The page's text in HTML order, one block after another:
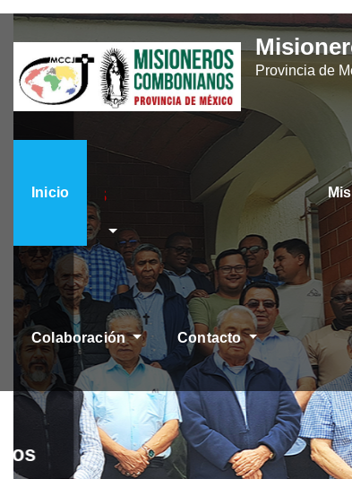
Skip
content
Provincia de
Inicio ÚLTIMAS NOTICIAS
Colaboración Contacto